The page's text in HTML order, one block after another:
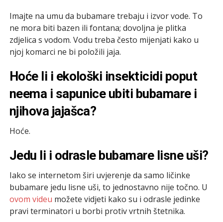
Imajte na umu da bubamare trebaju i izvor vode. To
ne mora biti bazen ili fontana; dovoljna je plitka
zdjelica s vodom. Vodu treba često mijenjati kako u
njoj komarci ne bi položili jaja.
Hoće li i ekološki insekticidi poput
neema i sapunice ubiti bubamare i
njihova jajašca?
Hoće.
Jedu li i odrasle bubamare lisne uši?
Iako se internetom širi uvjerenje da samo ličinke
bubamare jedu lisne uši, to jednostavno nije točno. U
ovom videu možete vidjeti kako su i odrasle jedinke
pravi terminatori u borbi protiv vrtnih štetnika.